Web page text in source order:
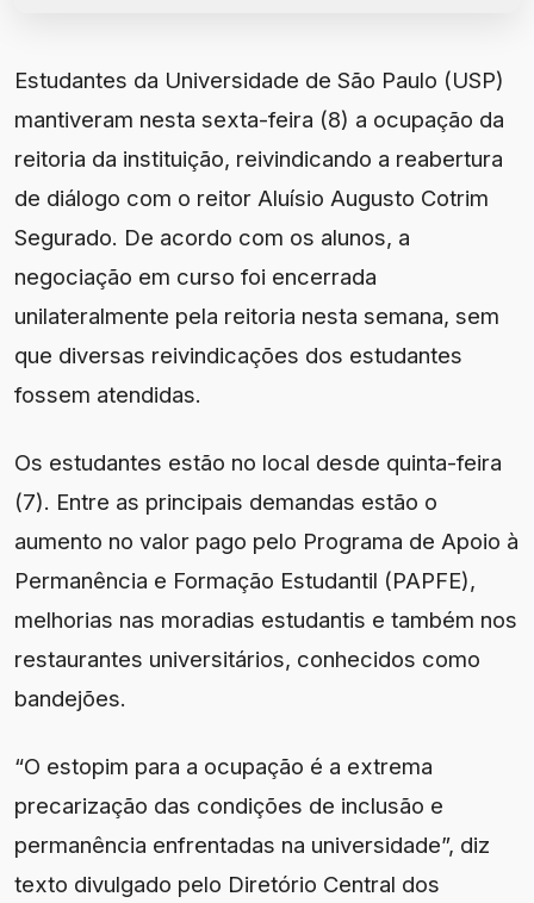
Estudantes da Universidade de São Paulo (USP)
mantiveram nesta sexta-feira (8) a ocupação da
reitoria da instituição, reivindicando a reabertura
de diálogo com o reitor Aluísio Augusto Cotrim
Segurado. De acordo com os alunos, a
negociação em curso foi encerrada
unilateralmente pela reitoria nesta semana, sem
que diversas reivindicações dos estudantes
fossem atendidas.
Os estudantes estão no local desde quinta-feira
(7). Entre as principais demandas estão o
aumento no valor pago pelo Programa de Apoio à
Permanência e Formação Estudantil (PAPFE),
melhorias nas moradias estudantis e também nos
restaurantes universitários, conhecidos como
bandejões.
“O estopim para a ocupação é a extrema
precarização das condições de inclusão e
permanência enfrentadas na universidade”, diz
texto divulgado pelo Diretório Central dos